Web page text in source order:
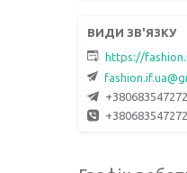
https://
+380683547272
+380683547272